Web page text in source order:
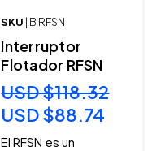
SKU | B RFSN
Interruptor
Flotador RFSN
USD $118.32
USD $88.74
El RFSN es un